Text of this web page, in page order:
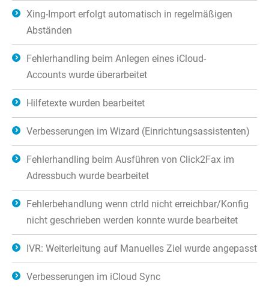
Xing-Import erfolgt automatisch in regelmäßigen
Abständen
Fehlerhandling beim Anlegen eines iCloud-
Accounts wurde überarbeitet
Hilfetexte wurden bearbeitet
Verbesserungen im Wizard (Einrichtungsassistenten)
Fehlerhandling beim Ausführen von Click2Fax im
Adressbuch wurde bearbeitet
Fehlerbehandlung wenn ctrld nicht erreichbar/Konfig
nicht geschrieben werden konnte wurde bearbeitet
IVR: Weiterleitung auf Manuelles Ziel wurde angepasst
Verbesserungen im iCloud Sync